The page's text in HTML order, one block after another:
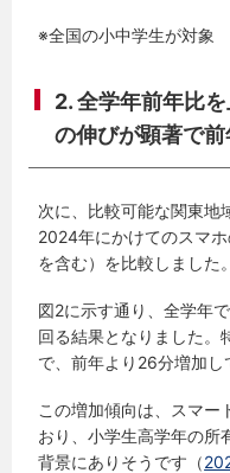
※全国の小中学生が対象
2.全学年前年比
の伸びが顕著で
次に、比較可能な関東地
2024年にかけてのスマ
を含む）を比較しました。
図2に示す通り、全学年
回る結果となりました。
で、前年より26分増加し
この増加傾向は、スマー
おり、小学生高学年の所
背景にありそうです（